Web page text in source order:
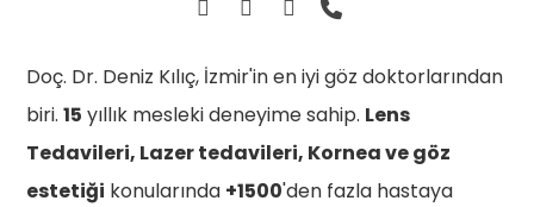
Doç. Dr. Deniz Kılıç, İzmir'in en iyi göz doktorlarından
biri.15 yıllık mesleki deneyime sahip. Lens
Tedavileri, Lazer tedavileri, Kornea ve göz
estetiği konularında +1500'den fazla hastaya